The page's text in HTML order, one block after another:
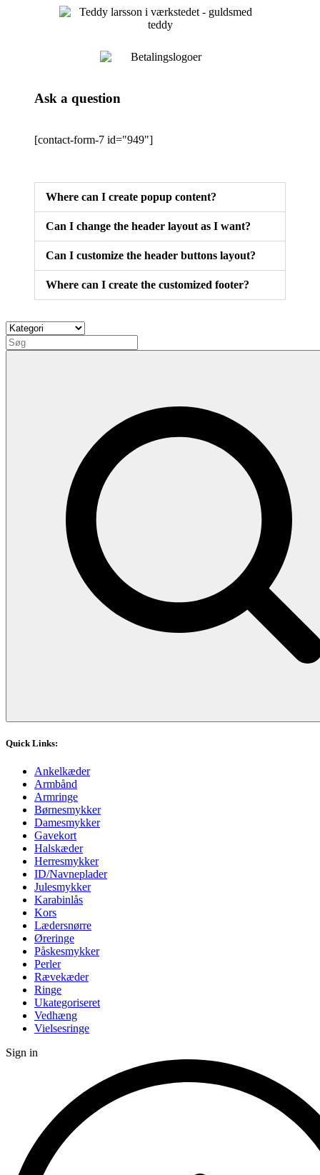
Ask a question
[contact-form-7 id="949"]
Where can I create popup content?
Can I change the header layout as I want?
Can I customize the header buttons layout?
Where can I create the customized footer?
Quick Links:
Ankelkæder
Armbånd
Armringe
Børnesmykker
Damesmykker
Gavekort
Halskæder
Herresmykker
ID/Navneplader
Julesmykker
Karabinlås
Kors
Lædersnørre
Øreringe
Påskesmykker
Perler
Rævekæder
Ringe
Ukategoriseret
Vedhæng
Vielsesringe
Sign in